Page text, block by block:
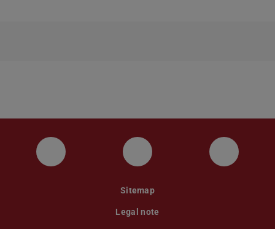
Instagram YouTube
Sitemap
Legal note